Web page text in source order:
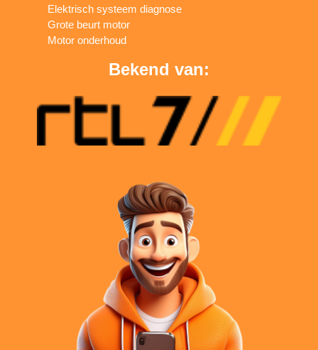
Elektrisch systeem diagnose
Grote beurt motor
Motor onderhoud
Bekend van: